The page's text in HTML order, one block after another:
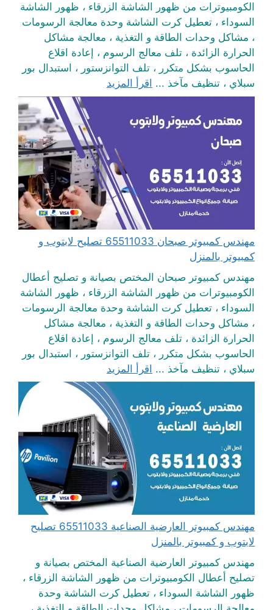
الكومبيوترات من ظهور الشاشة الزرقاء ، ظهور الشاشة
السوداء ، تعطيل كرت الشاشة وحدة معالجة الرسومات
، مشاكل وحدات الطاقة و التغذية ، معالجة مشاكل
الحرارة الزائدة ، تلف معالج الرسوم ، إعادة اقلاع
الحاسوب بشكل متكرر ، تلف التوانزستور ، استبدال بور
سبلاي ، تنظيف مآخذ ... اقرأ المزيد
مهندس كمبيوتر صبحان 65511033 تصليح لابتوب و
كمبيوتر بالمنزل
مهندس كمبيوتر صبحان المختص بصيانة و تصليح أعطال
الكومبيوترات من ظهور الشاشة الزرقاء ، ظهور الشاشة
السوداء ، تعطيل كرت الشاشة وحدة معالجة الرسومات
، مشاكل وحدات الطاقة و التغذية ، معالجة مشاكل
الحرارة الزائدة ، تلف معالج الرسوم ، إعادة اقلاع
الحاسوب بشكل متكرر ، تلف التوانزستور ، استبدال بور
سبلاي ، تنظيف مآخذ ... اقرأ المزيد
مهندس كمبيوتر العارضية الصناعية 65511033 تصليح
لابتوب و كمبيوتر بالمنزل
مهندس كمبيوتر العارضية الصناعية المختص بصيانة و
تصليح أعطال الكومبيوترات من ظهور الشاشة الزرقاء ،
ظهور الشاشة السوداء ، تعطيل كرت الشاشة وحدة